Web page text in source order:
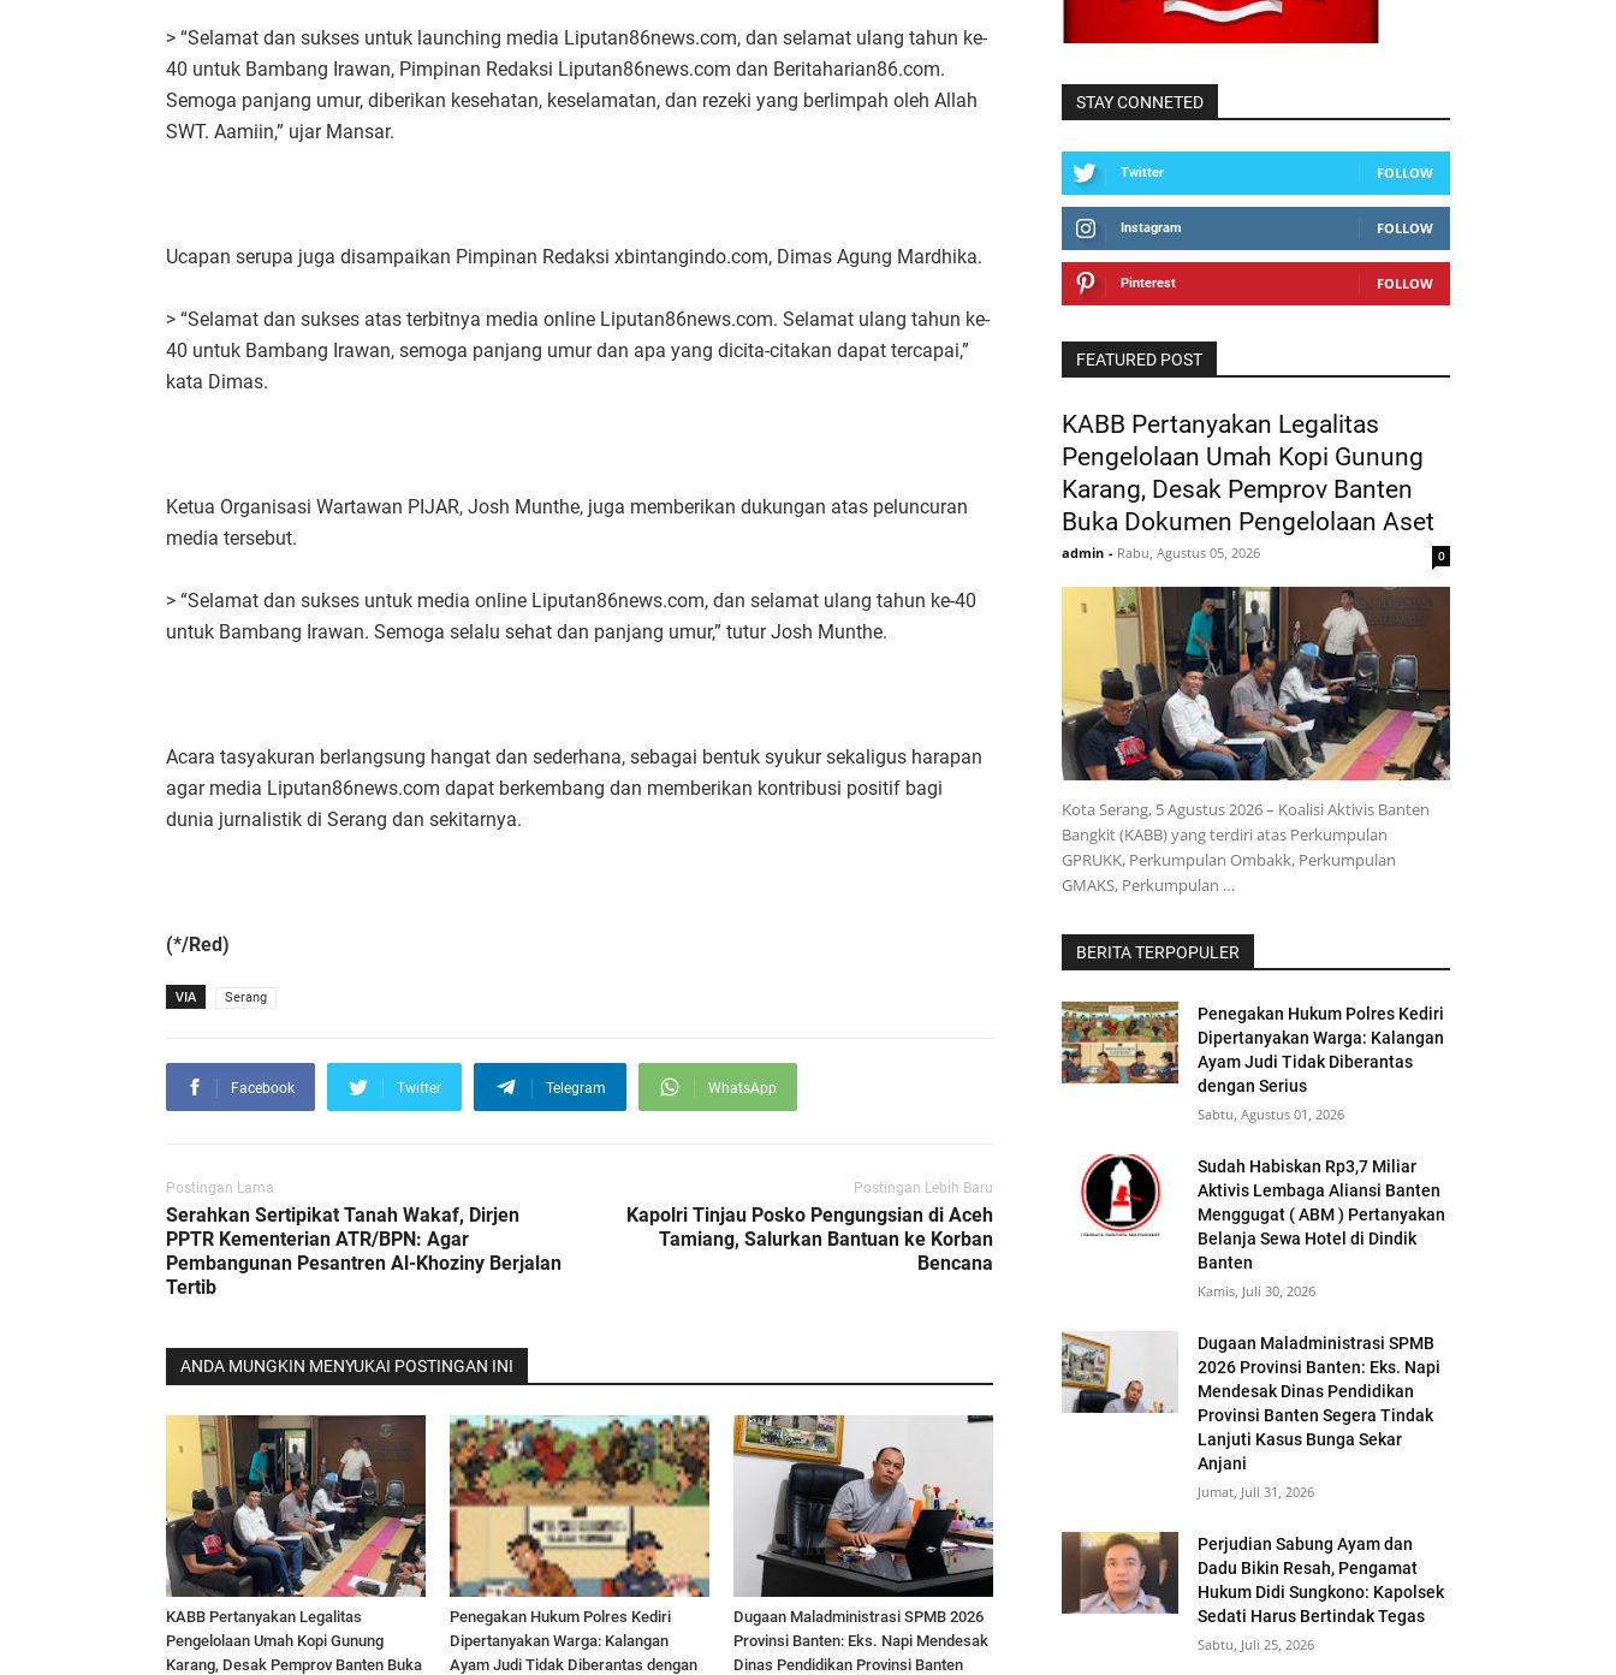
> “Selamat dan sukses untuk launching media Liputan86news.com, dan selamat ulang tahun ke-
40 untuk Bambang Irawan, Pimpinan Redaksi Liputan86news.com dan Beritaharian86.com.
Semoga panjang umur, diberikan kesehatan, keselamatan, dan rezeki yang berlimpah oleh Allah
SWT. Aamiin,” ujar Mansar.
Ucapan serupa juga disampaikan Pimpinan Redaksi xbintangindo.com, Dimas Agung Mardhika.
> “Selamat dan sukses atas terbitnya media online Liputan86news.com. Selamat ulang tahun ke-
40 untuk Bambang Irawan, semoga panjang umur dan apa yang dicita-citakan dapat tercapai,”
kata Dimas.
Ketua Organisasi Wartawan PIJAR, Josh Munthe, juga memberikan dukungan atas peluncuran
media tersebut.
> “Selamat dan sukses untuk media online Liputan86news.com, dan selamat ulang tahun ke-40
untuk Bambang Irawan. Semoga selalu sehat dan panjang umur,” tutur Josh Munthe.
Acara tasyakuran berlangsung hangat dan sederhana, sebagai bentuk syukur sekaligus harapan
agar media Liputan86news.com dapat berkembang dan memberikan kontribusi positif bagi
dunia jurnalistik di Serang dan sekitarnya.
(*/Red)
VIA Serang
Facebook Twitter Telegram WhatsApp
Postingan Lama
Serahkan Sertipikat Tanah Wakaf, Dirjen
PPTR Kementerian ATR/BPN: Agar
Pembangunan Pesantren Al-Khoziny Berjalan
Tertib
Postingan Lebih Baru
Kapolri Tinjau Posko Pengungsian di Aceh
Tamiang, Salurkan Bantuan ke Korban
Bencana
ANDA MUNGKIN MENYUKAI POSTINGAN INI
KABB Pertanyakan Legalitas
Pengelolaan Umah Kopi Gunung
Karang, Desak Pemprov Banten Buka
Penegakan Hukum Polres Kediri
Dipertanyakan Warga: Kalangan
Ayam Judi Tidak Diberantas dengan
Dugaan Maladministrasi SPMB 2026
Provinsi Banten: Eks. Napi Mendesak
Dinas Pendidikan Provinsi Banten
STAY CONNETED
Twitter FOLLOW
Instagram FOLLOW
Pinterest FOLLOW
FEATURED POST
KABB Pertanyakan Legalitas
Pengelolaan Umah Kopi Gunung
Karang, Desak Pemprov Banten
Buka Dokumen Pengelolaan Aset
admin - Rabu, Agustus 05, 2026 0
Kota Serang, 5 Agustus 2026 – Koalisi Aktivis Banten
Bangkit (KABB) yang terdiri atas Perkumpulan
GPRUKK, Perkumpulan Ombakk, Perkumpulan
GMAKS, Perkumpulan …
BERITA TERPOPULER
Penegakan Hukum Polres Kediri
Dipertanyakan Warga: Kalangan
Ayam Judi Tidak Diberantas
dengan Serius
Sabtu, Agustus 01, 2026
‎Sudah Habiskan Rp3,7 Miliar
‎Aktivis Lembaga Aliansi Banten
Menggugat ( ABM ) Pertanyakan
Belanja Sewa Hotel di Dindik
Banten
Kamis, Juli 30, 2026
Dugaan Maladministrasi SPMB
2026 Provinsi Banten: Eks. Napi
Mendesak Dinas Pendidikan
Provinsi Banten Segera Tindak
Lanjuti Kasus Bunga Sekar
Anjani
Jumat, Juli 31, 2026
Perjudian Sabung Ayam dan
Dadu Bikin Resah, Pengamat
Hukum Didi Sungkono: Kapolsek
Sedati Harus Bertindak Tegas
Sabtu, Juli 25, 2026